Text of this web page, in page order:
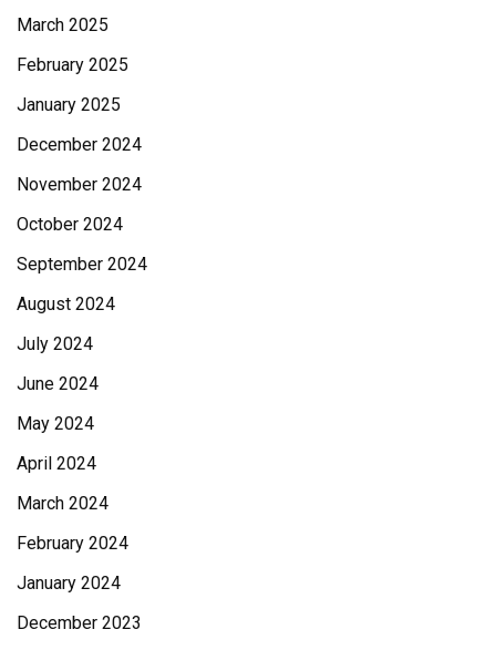
March 2025
February 2025
January 2025
December 2024
November 2024
October 2024
September 2024
August 2024
July 2024
June 2024
May 2024
April 2024
March 2024
February 2024
January 2024
December 2023